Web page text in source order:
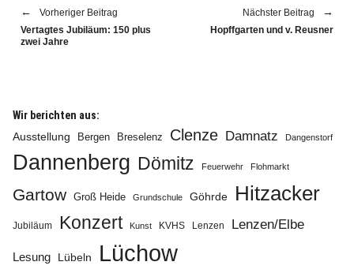
Vorheriger Beitrag
Vertagtes Jubiläum: 150 plus
zwei Jahre
Nächster Beitrag
Hopffgarten und v. Reusner
Wir berichten aus:
Ausstellung
Bergen Breselenz Clenze Damnatz Dangenstorf
Dannenberg Dömitz Feuerwehr Flohmarkt
Gartow Groß Heide Grundschule Göhrde Hitzacker
Jubiläum Konzert Kunst KVHS Lenzen Lenzen/Elbe
Lesung Lübeln Lüchow